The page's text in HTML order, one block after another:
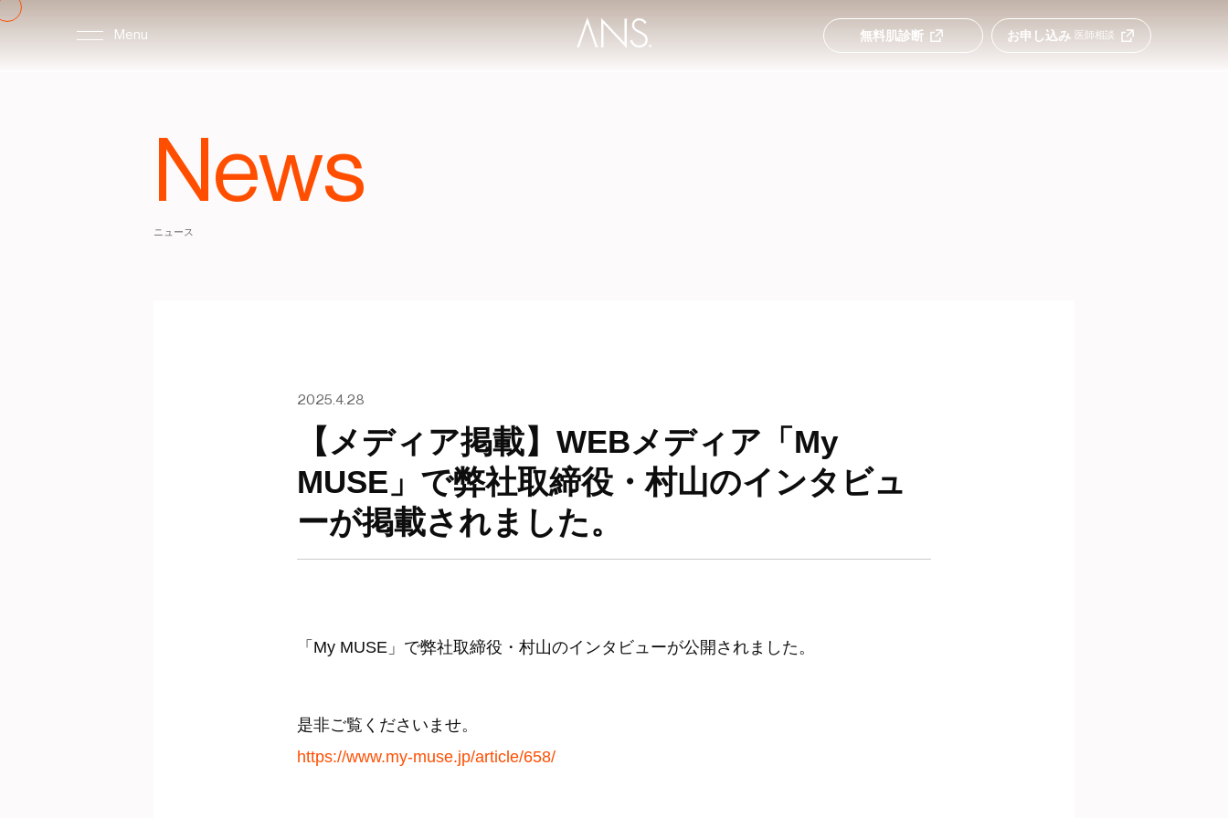
Menu 無料肌診断 お申し込み 医師相談
News
ニュース
2025.4.28
【メディア掲載】WEBメディア「My
MUSE」で弊社取締役・村山のインタビュ
ーが掲載されました。
「My MUSE」で弊社取締役・村山のインタビューが公開されました。
是非ご覧くださいませ。
https://www.my-muse.jp/article/658/